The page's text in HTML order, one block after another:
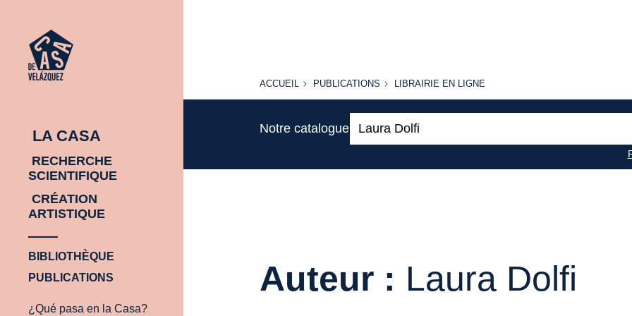
LA CASA
RECHERCHE
SCIENTIFIQUE
CRÉATION
ARTISTIQUE
BIBLIOTHÈQUE
PUBLICATIONS
¿Qué pasa en la Casa?
ACCUEIL
ACCUEIL PUBLICATIONS
PUBLICATIONS
LIBRAIRIE
LIBRAIRIE EN LIGNE
Notre catalogue:
Auteur : Laura Dolfi